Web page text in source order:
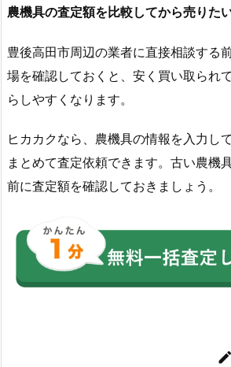
農機具の査定額を比較してから売りた
豊後高田市周辺の業者に直接相談する
場を確認しておくと、安く買い取られ
らしやすくなります。
ヒカカクなら、農機具の情報を入力し
まとめて査定依頼できます。古い農機
前に査定額を確認しておきましょう。
